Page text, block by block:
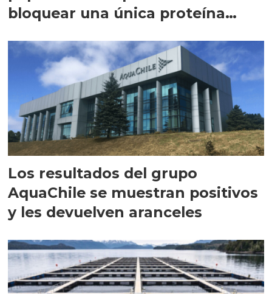
bloquear una única proteína
Los resultados del grupo
AquaChile se muestran positivos
y les devuelven aranceles